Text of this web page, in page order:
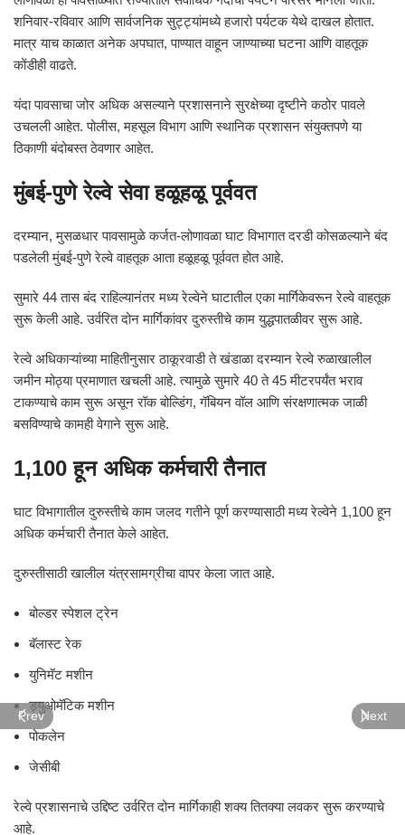
शनिवार-रविवार आणि सार्वजनिक सुट्ट्यांमध्ये हजारो पर्यटक येथे दाखल होतात.
मात्र याच काळात अनेक अपघात, पाण्यात वाहून जाण्याच्या घटना आणि वाहतूक
कोंडीही वाढते.
यंदा पावसाचा जोर अधिक असल्याने प्रशासनाने सुरक्षेच्या दृष्टीने कठोर पावले
उचलली आहेत. पोलीस, महसूल विभाग आणि स्थानिक प्रशासन संयुक्तपणे या
ठिकाणी बंदोबस्त ठेवणार आहेत.
मुंबई-पुणे रेल्वे सेवा हळूहळू पूर्ववत
दरम्यान, मुसळधार पावसामुळे कर्जत-लोणावळा घाट विभागात दरडी कोसळल्याने बंद
पडलेली मुंबई-पुणे रेल्वे वाहतूक आता हळूहळू पूर्ववत होत आहे.
सुमारे 44 तास बंद राहिल्यानंतर मध्य रेल्वेने घाटातील एका मार्गिकेवरून रेल्वे वाहतूक
सुरू केली आहे. उर्वरित दोन मार्गिकांवर दुरुस्तीचे काम युद्धपातळीवर सुरू आहे.
रेल्वे अधिकाऱ्यांच्या माहितीनुसार ठाकूरवाडी ते खंडाळा दरम्यान रेल्वे रुळाखालील
जमीन मोठ्या प्रमाणात खचली आहे. त्यामुळे सुमारे 40 ते 45 मीटरपर्यंत भराव
टाकण्याचे काम सुरू असून रॉक बोल्डिंग, गॅबियन वॉल आणि संरक्षणात्मक जाळी
बसविण्याचे कामही वेगाने सुरू आहे.
1,100 हून अधिक कर्मचारी तैनात
घाट विभागातील दुरुस्तीचे काम जलद गतीने पूर्ण करण्यासाठी मध्य रेल्वेने 1,100 हून
अधिक कर्मचारी तैनात केले आहेत.
दुरुस्तीसाठी खालील यंत्रसामग्रीचा वापर केला जात आहे.
बोल्डर स्पेशल ट्रेन
बॅलास्ट रेक
युनिमॅट मशीन
ड्युओमॅटिक मशीन
पोकलेन
जेसीबी
रेल्वे प्रशासनाचे उद्दिष्ट उर्वरित दोन मार्गिकाही शक्य तितक्या लवकर सुरू करण्याचे
आहे.
Prev Next